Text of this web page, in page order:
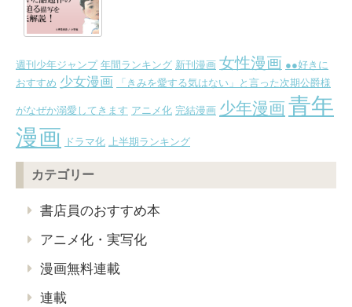
週刊少年ジャンプ 年間ランキング 新刊漫画 女性漫画 ●●好きに
おすすめ 少女漫画 「きみを愛する気はない」と言った次期公爵様
がなぜか溺愛してきます アニメ化 完結漫画 少年漫画 青年
漫画 ドラマ化 上半期ランキング
カテゴリー
書店員のおすすめ本
アニメ化・実写化
漫画無料連載
連載